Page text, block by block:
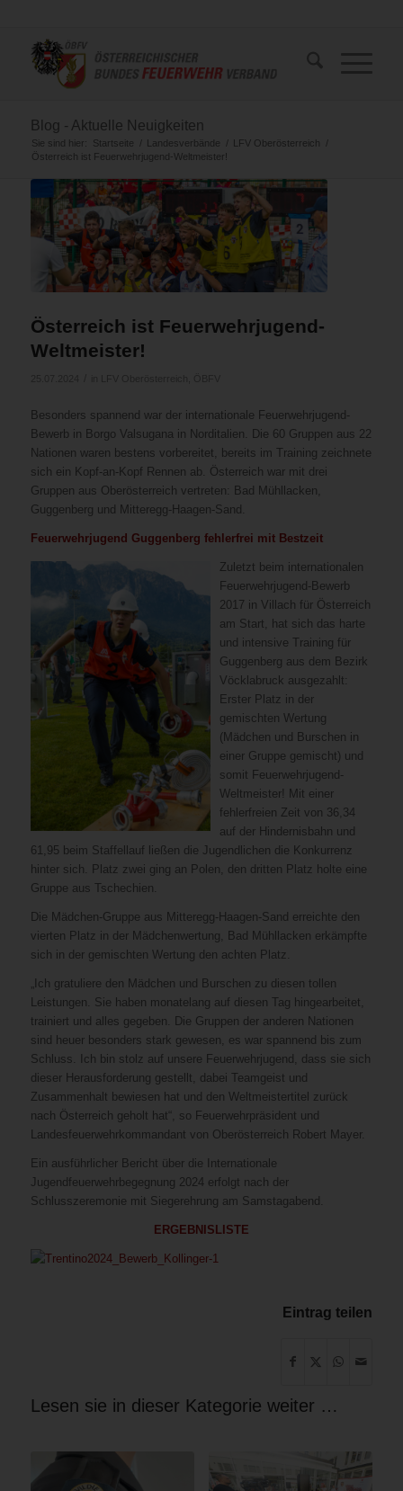
Blog - Aktuelle Neuigkeiten
Sie sind hier: Startseite / Landesverbände / LFV Oberösterreich
/
Österreich ist Feuerwehrjugend-Weltmeister!
Österreich ist Feuerwehrjugend-
Weltmeister!
Besonders spannend war der internationale Feuerwehrjugend-
Bewerb in Borgo Valsugana in Norditalien. Die 60 Gruppen aus 22
Nationen waren bestens vorbereitet, bereits im Training zeichnete
sich ein Kopf-an-Kopf Rennen ab. Österreich war mit drei
Gruppen aus Oberösterreich vertreten: Bad Mühllacken,
Guggenberg und Mitteregg-Haagen-Sand.
Feuerwehrjugend Guggenberg fehlerfrei mit Bestzeit
Zuletzt beim internationalen
Feuerwehrjugend-Bewerb
2017 in Villach für Österreich
am Start, hat sich das harte
und intensive Training für
Guggenberg aus dem Bezirk
Vöcklabruck ausgezahlt:
Erster Platz in der
gemischten Wertung
(Mädchen und Burschen in
einer Gruppe gemischt) und
somit Feuerwehrjugend-
Weltmeister! Mit einer
fehlerfreien Zeit von 36,34
auf der Hindernisbahn und
61,95 beim Staffellauf ließen die Jugendlichen die Konkurrenz
hinter sich. Platz zwei ging an Polen, den dritten Platz holte eine
Gruppe aus Tschechien.
Die Mädchen-Gruppe aus Mitteregg-Haagen-Sand erreichte den
vierten Platz in der Mädchenwertung, Bad Mühllacken erkämpfte
sich in der gemischten Wertung den achten Platz.
„Ich gratuliere den Mädchen und Burschen zu diesen tollen
Leistungen. Sie haben monatelang auf diesen Tag hingearbeitet,
trainiert und alles gegeben. Die Gruppen der anderen Nationen
sind heuer besonders stark gewesen, es war spannend bis zum
Schluss. Ich bin stolz auf unsere Feuerwehrjugend, dass sie sich
dieser Herausforderung gestellt, dabei Teamgeist und
Zusammenhalt bewiesen hat und den Weltmeistertitel zurück
nach Österreich geholt hat“, so Feuerwehrpräsident und
Landesfeuerwehrkommandant von Oberösterreich Robert Mayer.
Ein ausführlicher Bericht über die Internationale
Jugendfeuerwehrbegegnung 2024 erfolgt nach der
Schlusszeremonie mit Siegerehrung am Samstagabend.
ERGEBNISLISTE
Eintrag teilen
Lesen sie in dieser Kategorie weiter …